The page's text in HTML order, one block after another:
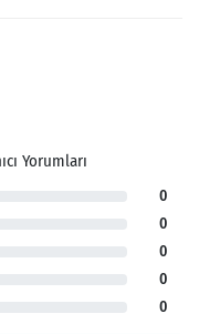
Yorumları
0
0
0
0
0